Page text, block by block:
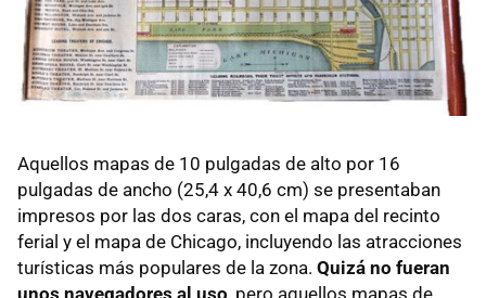
Aquellos mapas de 10 pulgadas de alto por 16
pulgadas de ancho (25,4 x 40,6 cm) se presentaban
impresos por las dos caras, con el mapa del recinto
ferial y el mapa de Chicago, incluyendo las atracciones
turísticas más populares de la zona. Quizá no fueran
unos navegadores al uso , pero aquellos mapas de